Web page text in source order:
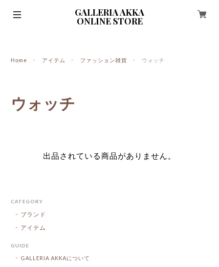
GALLERIA AKKA
ONLINE STORE
Home アイテム ファッション雑貨 ウォッチ
ウォッチ
出品されている商品がありません。
CATEGORY
ブランド
アイテム
GUIDE
GALLERIA AKKAについて